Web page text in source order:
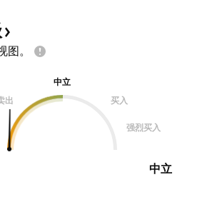
。
中立
出
买入
强烈买入
中立